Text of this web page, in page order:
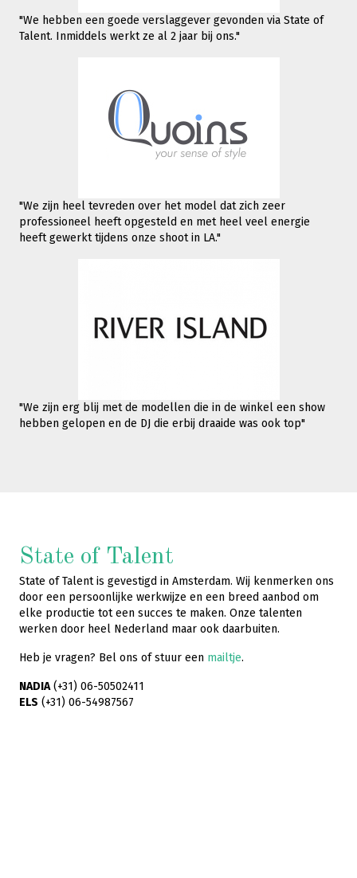
"We hebben een goede verslaggever gevonden via State of
Talent. Inmiddels werktze al 2 jaar bij ons."
"We zijn heel tevreden over het model dat zich zeer
professioneel heeft opgesteld en met heel veel energie
heeft gewerkt tijdens onze shoot in LA."
"We zijn erg blij met de modellen die in de winkel een show
hebben gelopen en de DJ die erbij draaide was ook top"
State of Talent
State of Talent is gevestigd in Amsterdam. Wij kenmerken ons
door een persoonlijke werkwijze en een breed aanbod om
elke productie tot een succes te maken. Onze talenten
werken door heel Nederland maar ook daarbuiten.
Heb je vragen? Bel ons of stuur een mailtje.
NADIA(+31) 06-50502411
ELS (+31) 06-54987567